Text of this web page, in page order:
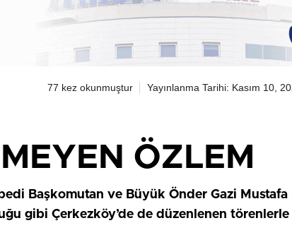
77 kez okunmuştur Yayınlanma Tarihi: Kasım 10,
ÖZLEM
Başkomutan ve Büyük Önder Gazi
gibi Çerkezköy’de de düzenlenen törenlerle